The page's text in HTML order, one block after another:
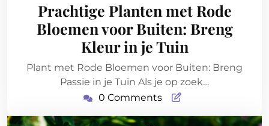
2026
Prachtige Planten met Rode
Bloemen voor Buiten: Breng
Kleur in je Tuin
Plant met Rode Bloemen voor Buiten: Breng
Passie in je Tuin Als je op zoek…
0 Comments